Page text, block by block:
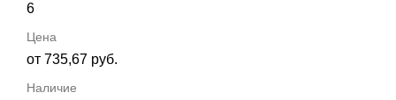
6
от 735,67 руб.